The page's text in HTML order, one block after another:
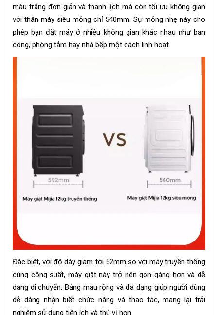
màu trắng đơn giản và thanh lịch mà còn tối ưu không gian
với thân máy siêu mỏng chỉ 540mm. Sự mỏng nhẹ này cho
phép bạn đặt máy ở nhiều không gian khác nhau như ban
công, phòng tắm hay nhà bếp một cách linh hoạt.
Đặc biệt, với độ dày giảm tới 52mm so với máy truyền thống
cùng công suất, máy giặt này trở nên gọn gàng hơn và dễ
dàng di chuyển. Bảng màu rộng và đa dạng giúp người dùng
dễ dàng nhận biết chức năng và thao tác, mang lại trải
nghiệm sử dụng tiện ích và thú vị hơn.